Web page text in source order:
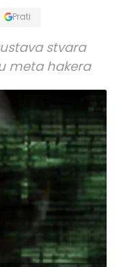
Prati
stvara
meta hakera